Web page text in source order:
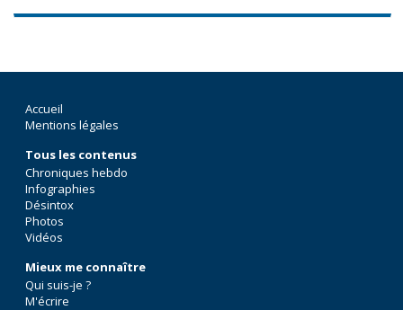
Accueil
Mentions légales
Tous les contenus
Chroniques hebdo
Infographies
Désintox
Photos
Vidéos
Mieux me connaître
Qui suis-je ?
M'écrire